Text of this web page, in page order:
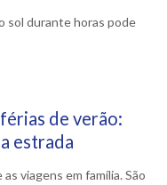
sol durante horas pode
de verão:
estrada
viagens em família. São